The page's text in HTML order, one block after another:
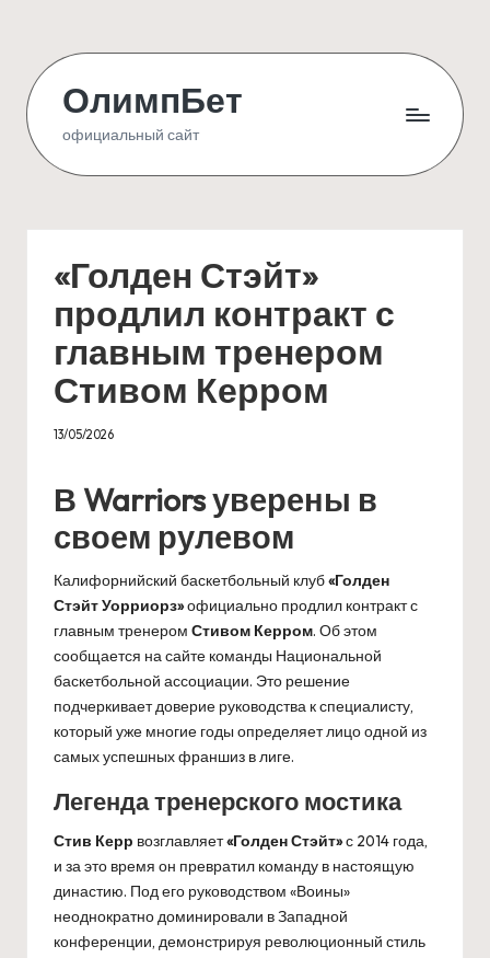
content
ОлимпБет
официальный сайт
«Голден Стэйт»
продлил контракт с
главным тренером
Стивом Керром
13/05/2026
В Warriors уверены в
своем рулевом
Калифорнийский баскетбольный клуб«Голден
Стэйт Уорриорз»официально продлил контракт с
главным тренером Стивом Керром. Об этом
сообщается на сайте команды Национальной
баскетбольной ассоциации. Это решение
подчеркивает доверие руководства к специалисту,
который уже многие годы определяет лицо одной из
самых успешных франшиз в лиге.
Легенда тренерского мостика
Стив Керр возглавляет«Голден Стэйт»с 2014 года,
и за это время он превратил команду в настоящую
династию. Под его руководством «Воины»
неоднократно доминировали в Западной
конференции, демонстрируя революционный стиль